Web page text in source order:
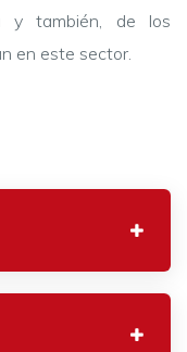
y también, de los
en este sector.